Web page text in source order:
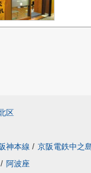
区
神本線 / 京阪電鉄中之
/ 阿波座